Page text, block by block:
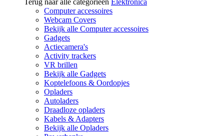
Terug naar alle categorieën Elektronica
Computer accessoires
Webcam Covers
Bekijk alle Computer accessoires
Gadgets
Actiecamera's
Activity trackers
VR brillen
Bekijk alle Gadgets
Koptelefoons & Oordopjes
Opladers
Autoladers
Draadloze opladers
Kabels & Adapters
Bekijk alle Opladers